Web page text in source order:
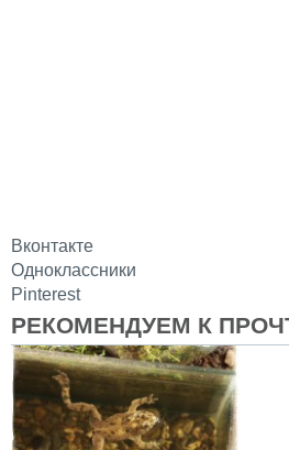
Вконтакте
Одноклассники
Pinterest
РЕКОМЕНДУЕМ К